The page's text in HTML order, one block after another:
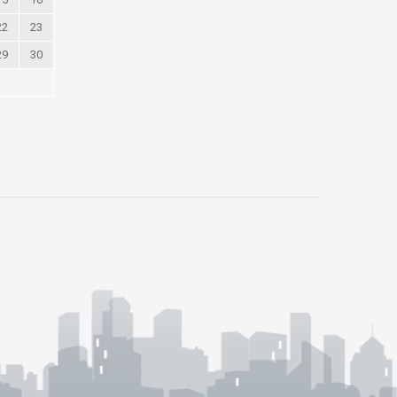
23
30